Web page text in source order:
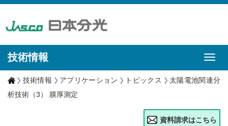
技術情報
技術情報 アプリケーション トピックス
太陽電池関連分
析技術（3） 膜厚測定
資料請求はこちら